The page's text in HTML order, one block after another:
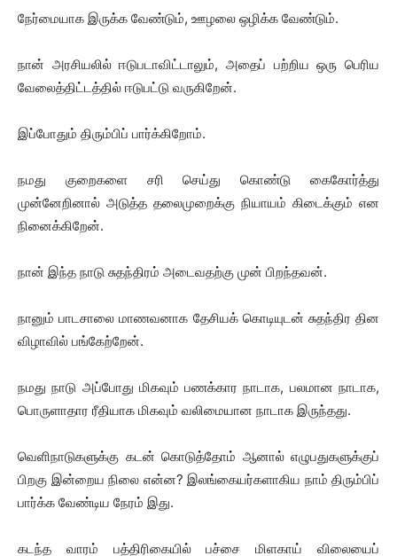
நேர்மையாக இருக்க வேண்டும், ஊழலை ஒழிக்க வேண்டும்.
நான் அரசியலில் ஈடுபடாவிட்டாலும், அதைப் பற்றிய ஒரு பெரிய
வேலைத்திட்டத்தில் ஈடுபட்டு வருகிறேன்.
இப்போதும் திரும்பிப் பார்க்கிறோம்.
நமது குறைகளை சரி செய்து கொண்டு கைகோர்த்து
முன்னேறினால் அடுத்த தலைமுறைக்கு நியாயம் கிடைக்கும் என
நினைக்கிறேன்.
நான் இந்த நாடு சுதந்திரம் அடைவதற்கு முன் பிறந்தவன்.
நானும் பாடசாலை மாணவனாக தேசியக் கொடியுடன் சுதந்திர தின
விழாவில் பங்கேற்றேன்.
நமது நாடு அப்போது மிகவும் பணக்கார நாடாக, பலமான நாடாக,
பொருளாதார ரீதியாக மிகவும் வலிமையான நாடாக இருந்தது.
வெளிநாடுகளுக்கு கடன் கொடுத்தோம் ஆனால் எழுபதுகளுக்குப்
பிறகு இன்றைய நிலை என்ன? இலங்கையர்களாகிய நாம் திரும்பிப்
பார்க்க வேண்டிய நேரம் இது.
கடந்த வாரம் பத்திரிகையில் பச்சை மிளகாய் விலையைப்